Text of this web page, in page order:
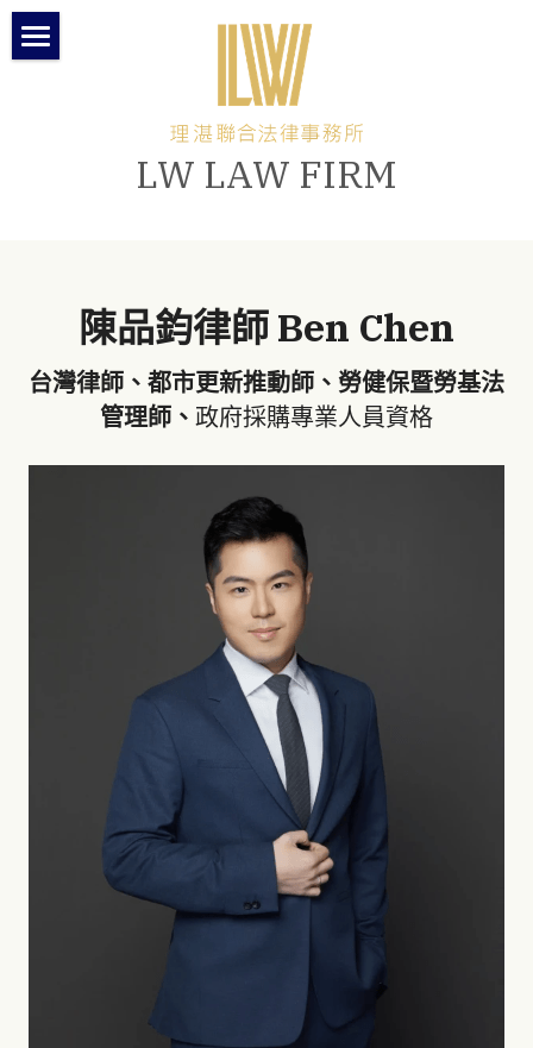
LW LAW FIRM
所長專欄
最新消息
繁體中文
繁體中文
陳品鈞律師 Ben Chen
台灣律師、都市更新推動師、勞健保暨勞基法
管理師、 政府採購專業人員資格
部落格分類
所長專欄-我在大理寺的日子